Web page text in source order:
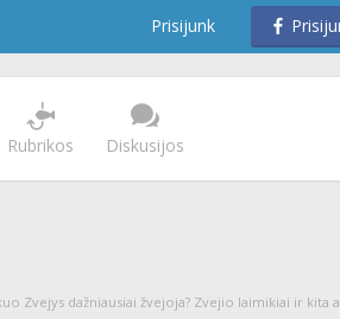
Prisijunk
Rubrikos Diskusijos
Zvejys dažniausiai žvejoja? Zvejio laimikiai ir kita